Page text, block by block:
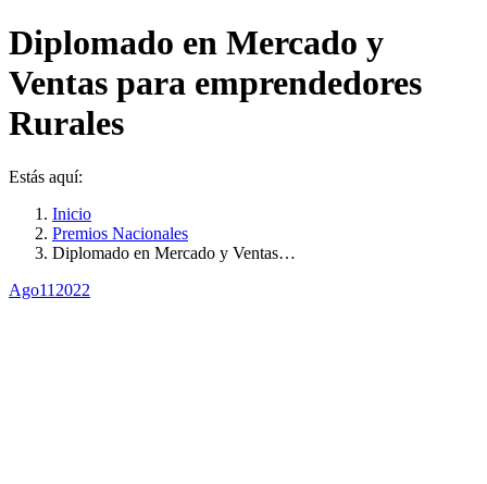
Diplomado en Mercado y
Ventas para emprendedores
Rurales
Estás aquí:
Inicio
Premios Nacionales
Diplomado en Mercado y Ventas…
Ago11 2022